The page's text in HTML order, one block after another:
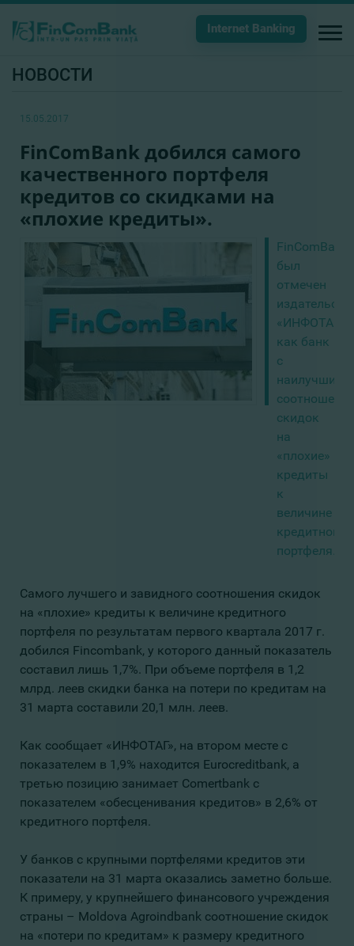
Internet Banking
НОВОСТИ
15.05.2017
FinComBank добился самого
качественного портфеля
кредитов cо скидками на
«плохие кредиты».
FinComBank
был
отмечен
«ИНФОТАГ»
как банк
с
наилучшим
скидок
на
«плохие»
кредиты
к
величине
кредитного
портфеля.
Cамого лучшего и завидного соотношения скидок
на «плохие» кредиты к величине кредитного
портфеля по результатам первого квартала 2017 г.
добился Fincombank, у которого данный показатель
составил лишь 1,7%. При объеме портфеля в 1,2
млрд. леев скидки банка на потери по кредитам на
31 марта составили 20,1 млн. леев.
Как сообщает «ИНФОТАГ», на втором месте c
показателем в 1,9% находится Eurocreditbank, а
третью позицию занимает Comertbank c
показателем «обесценивания кредитов» в 2,6% от
кредитного портфеля.
У банков с крупными портфелями кредитов эти
показатели на 31 марта оказались заметно больше.
К примеру, у крупнейшего финансового учреждения
страны – Moldova Agroindbank соотношение скидок
на «потери по кредитам» к размеру кредитного